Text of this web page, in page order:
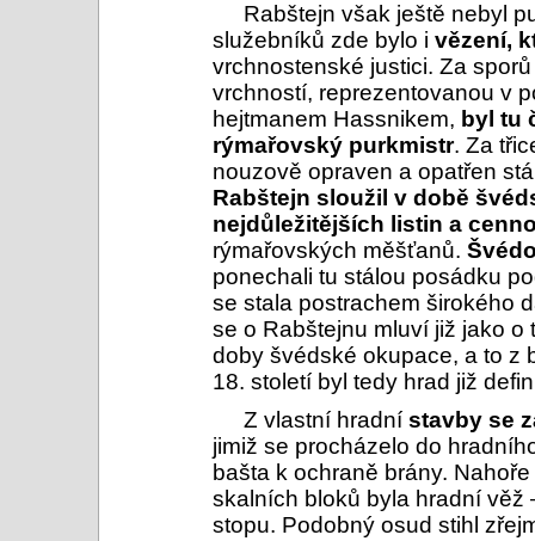
Rabštejn však ještě nebyl
služebníků zde bylo i vězení,
vrchnostenské justici. Za
vrchností, reprezentovanou v
hejtmanem Hassnikem, byl tu
rýmařovský purkmistr. Za
nouzově opraven a opatřen
Rabštejn sloužil v době
nejdůležitějších listin a
rýmařovských měšťanů.
ponechali tu stálou posádku
se stala postrachem širokého
se o Rabštejnu mluví již jako
doby švédské okupace, a to z
18. století byl tedy hrad již
Z vlastní hradní stavby se
jimiž se procházelo do
bašta k ochraně brány.
skalních bloků byla hradní věž
stopu. Podobný osud stihl